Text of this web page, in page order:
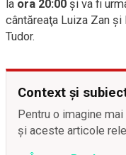
la ora 20:00 şi va fi
cântăreaţa Luiza Zan şi
Tudor.
Context și
Pentru o imagine
și aceste articole